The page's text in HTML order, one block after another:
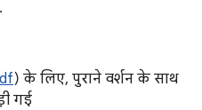
) के लिए, पुराने वर्शन के साथ
गई